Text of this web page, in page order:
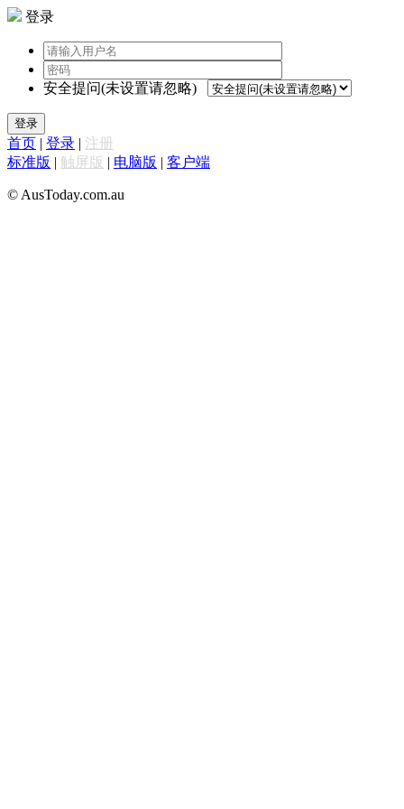
登录
安全提问(未设置请忽略)
登录
首页 | 登录 | 注册
标准版 | 触屏版 | 电脑版 | 客户端
© AusToday.com.au